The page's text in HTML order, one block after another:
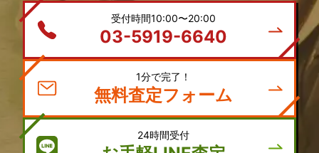
03-5919-6640
1分で完了！
無料査定フォーム
24時間受付